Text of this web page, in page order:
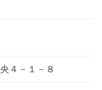
４－１－８